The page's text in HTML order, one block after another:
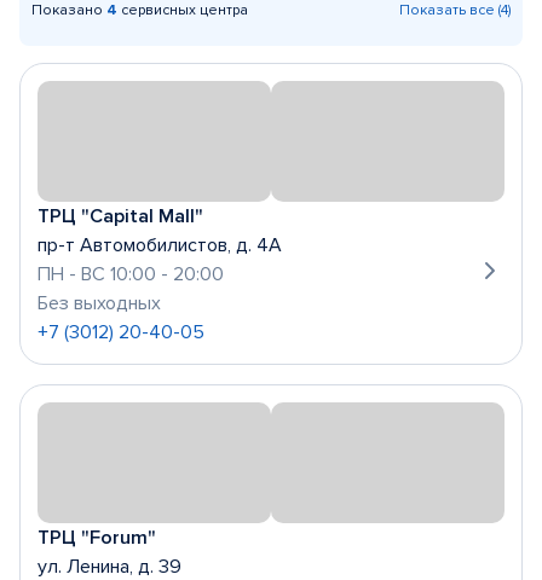
Показано 4 сервисных центра Показать все (4)
ТРЦ "Capital Mall"
пр-т Автомобилистов, д. 4А
ПН - ВС 10:00 - 20:00
Без выходных
+7 (3012) 20-40-05
ТРЦ "Forum"
ул. Ленина, д. 39